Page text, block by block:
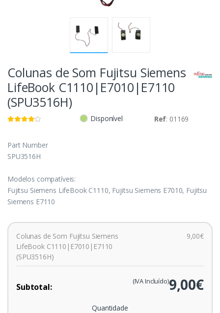
Colunas de Som Fujitsu Siemens
LifeBook C1110|E7010|E7110
(SPU3516H)
Disponível Ref: 01169
Part Number
SPU3516H
Modelos compatíveis:
Fujitsu Siemens LifeBook C1110, Fujitsu Siemens E7010, Fujitsu
Siemens E7110
Colunas de Som Fujitsu Siemens
LifeBook C1110|E7010|E7110
(SPU3516H)
9,00€
Subtotal: 9,00€
(IVA Incluído)
Quantidade